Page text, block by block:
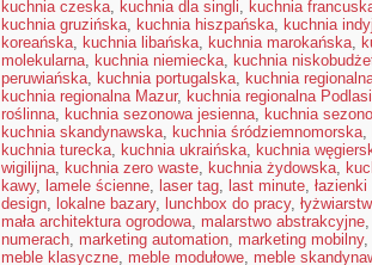
kuchnia czeska, kuchnia dla singli, kuchnia
kuchnia gruzińska, kuchnia hiszpańska, kuchnia
koreańska, kuchnia libańska, kuchnia marokańska,
molekularna, kuchnia niemiecka, kuchnia
peruwiańska, kuchnia portugalska, kuchnia
kuchnia regionalna Mazur, kuchnia regionalna
roślinna, kuchnia sezonowa jesienna, kuchnia
kuchnia skandynawska, kuchnia śródziemnomorska,
kuchnia turecka, kuchnia ukraińska, kuchnia
wigilijna, kuchnia zero waste, kuchnia żydowska,
kawy, lamele ścienne, laser tag, last minute,
design, lokalne bazary, lunchbox do pracy,
mała architektura ogrodowa, malarstwo abstrakcyjne,
numerach, marketing automation, marketing mobilny,
meble klasyczne, meble modułowe, meble